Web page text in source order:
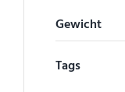
Gewicht
Tags